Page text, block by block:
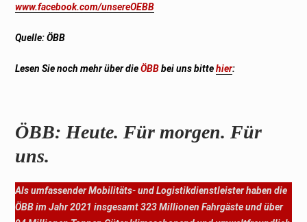
www.facebook.com/unsereOEBB
Quelle:ÖBB
Lesen Sie noch mehr über dieÖBBbei uns bittehier:
ÖBB: Heute. Für morgen. Für
uns.
Als umfassender Mobilitäts- und Logistikdienstleister haben die
ÖBB im Jahr 2021 insgesamt 323 Millionen Fahrgäste und über